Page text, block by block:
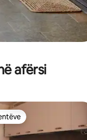
afërsi